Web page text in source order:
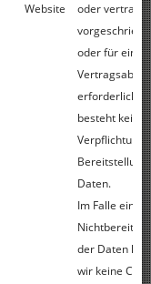
Website
oder
oder für einen
erforderlich.
besteht keine
Verpflichtung
Daten.
Im Falle einer
der Daten
wir keine